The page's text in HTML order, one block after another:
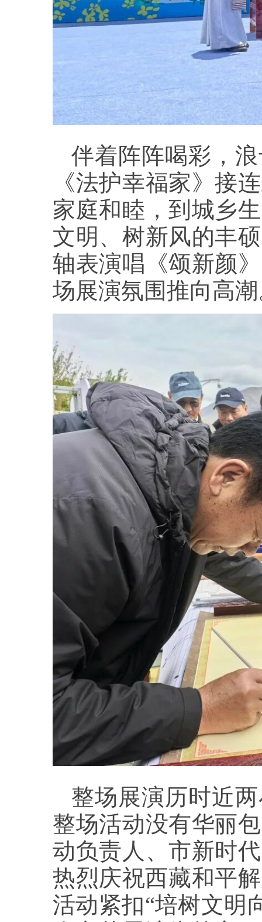
伴着阵阵喝彩，
《法护幸福家》接
家庭和睦，到城乡
文明、树新风的丰
轴表演唱《颂新颜
场展演氛围推向高
整场展演历时近
整场活动没有华丽
动负责人、市新时
热烈庆祝西藏和平
活动紧扣“培树文明